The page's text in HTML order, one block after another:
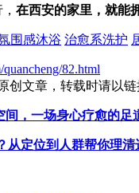
在西安的家里，就能
围感沐浴 治愈系洗护
82.html
创文章，转载时请以链
间，一场身心疗愈的足
从定位到人群帮你理清